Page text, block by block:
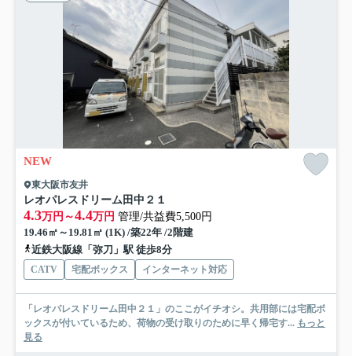
NEW
東大阪市友井
レオパレスドリーム田中２１
4.3万円～4.4万円 管理/共益費5,500円
19.46㎡～19.81㎡ (1K) /築22年 /2階建
近鉄大阪線「弥刀」駅 徒歩8分
CATV 宅配ボックス インターネット対応
「レオパレスドリーム田中２１」のここがイチオシ。共用部には宅配ボ
ックスが付いているため、荷物の受け取りのために早く帰宅す... もっと
見る